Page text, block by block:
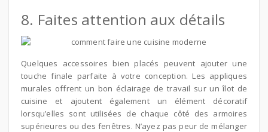
8. Faites attention aux détails
Quelques accessoires bien placés peuvent ajouter une
touche finale parfaite à votre conception. Les appliques
murales offrent un bon éclairage de travail sur un îlot de
cuisine et ajoutent également un élément décoratif
lorsqu’elles sont utilisées de chaque côté des armoires
supérieures ou des fenêtres. N’ayez pas peur de mélanger